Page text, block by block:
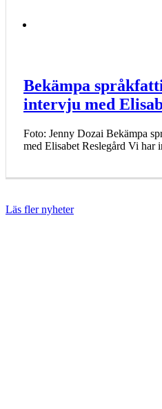
Bekämpa
intervju med
Foto: Jenny Dozai Bekämpa
med Elisabet Reslegård Vi har
Läs fler nyheter